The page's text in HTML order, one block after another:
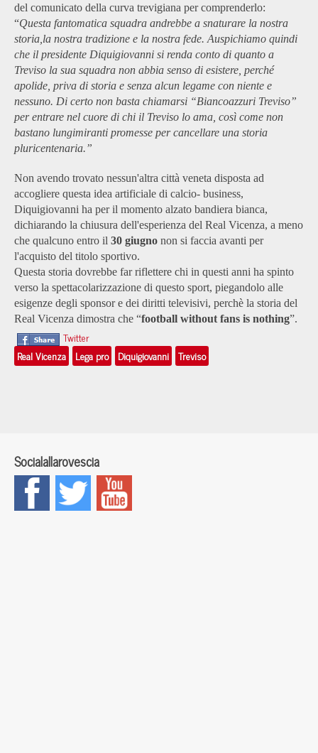
del comunicato della curva trevigiana per comprenderlo:
“Questa fantomatica squadra andrebbe a snaturare la nostra
storia,la nostra tradizione e la nostra fede. Auspichiamo quindi
che il presidente Diquigiovanni si renda conto di quanto a
Treviso la sua squadra non abbia senso di esistere, perché
apolide, priva di storia e senza alcun legame con niente e
nessuno. Di certo non basta chiamarsi “Biancoazzuri Treviso”
per entrare nel cuore di chi il Treviso lo ama, così come non
bastano lungimiranti promesse per cancellare una storia
pluricentenaria.”
Non avendo trovato nessun'altra città veneta disposta ad
accogliere questa idea artificiale di calcio- business,
Diquigiovanni ha per il momento alzato bandiera bianca,
dichiarando la chiusura dell'esperienza del Real Vicenza, a meno
che qualcuno entro il 30 giugno non si faccia avanti per
l'acquisto del titolo sportivo.
Questa storia dovrebbe far riflettere chi in questi anni ha spinto
verso la spettacolarizzazione di questo sport, piegandolo alle
esigenze degli sponsor e dei diritti televisivi, perchè la storia del
Real Vicenza dimostra che “football without fans is nothing”.
Twitter
Real Vicenza
Lega pro Diquigiovanni Treviso
Socialallarovescia